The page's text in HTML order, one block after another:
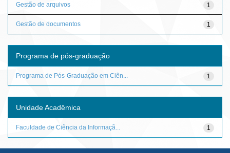
1
Gestão de arquivos
1
Gestão de documentos
Programa de pós-graduação
1
Programa de Pós-Graduação em Ciên...
Unidade Acadêmica
1
Faculdade de Ciência da Informaçã...